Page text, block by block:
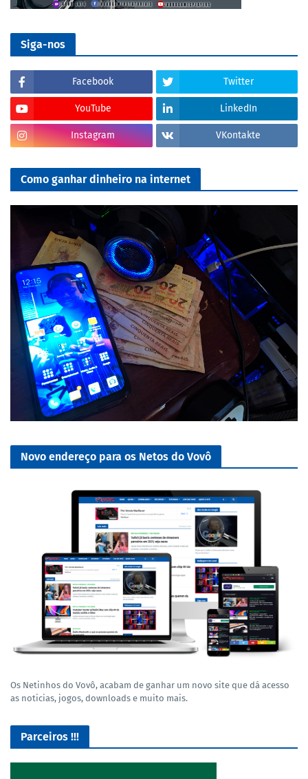
Siga-nos
Facebook Twitter
YouTube LinkedIn
Instagram VKontakte
Como ganhar dinheiro na internet
Novo endereço para os Netos do Vovô
Os Netinhos do Vovô, acabam de ganhar um novo site que dá acesso
as noticias, jogos, downloads e muito mais.
Parceiros !!!
O Melhor lugar para adquirir seus mods para o Euro Truck